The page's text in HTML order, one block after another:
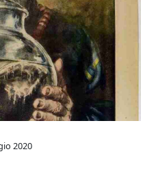
2020